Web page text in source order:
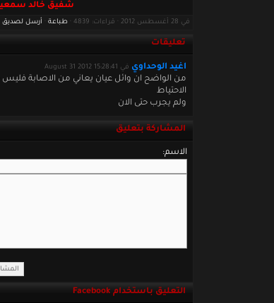
شفيق خالد
في 28 أغسطس 2012 · قراءات: 4839 · طباعة أرسل لصديق
تعليقات
اغيد الوحداوي في August 31 2012 15:28:41
من الواضح ان وائل عيان يعاني من الاصابة
الاحتياط
ولم يجرب حتى الان
المشاركة بتعليق
الاسم:
التعليق باستخدام Facebook